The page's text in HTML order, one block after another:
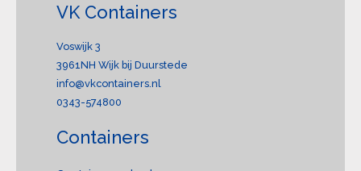
VK Containers
Voswijk 3
3961NH Wijk bij Duurstede
info@vkcontainers.nl
0343-574800
Containers